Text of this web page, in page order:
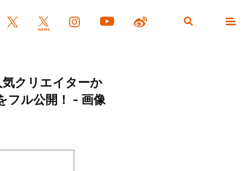
クリエイターか
フル公開！ - 画像